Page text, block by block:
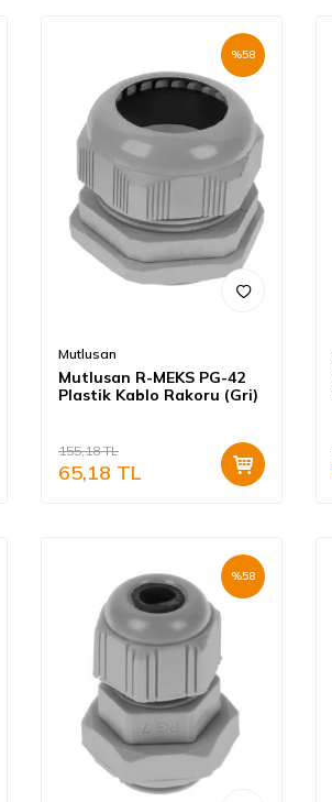
%58
Mutlusan
Mutlusan R-MEKS PG-42
Plastik Kablo Rakoru (Gri)
155,18TL
65,18 TL
%58